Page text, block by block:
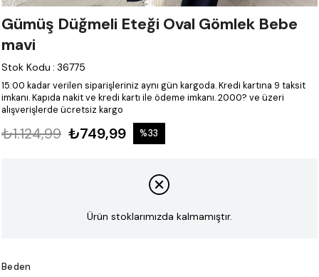
Gümüş Düğmeli Eteği Oval Gömlek Bebe
mavi
Stok Kodu : 36775
15:00 kadar verilen siparişleriniz aynı gün kargoda.Kredi kartına 9 taksit
imkanı.Kapıda nakit ve kredi kartı ile ödeme imkanı.2000? ve üzeri
alışverişlerde ücretsiz kargo
₺1.124,99 ₺749,99 %33
Ürün stoklarımızda kalmamıştır.
Beden